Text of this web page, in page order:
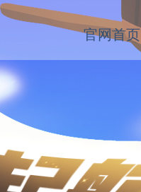
官网首页